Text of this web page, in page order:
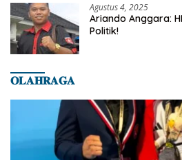
Agustus 4, 2025
Ariando Anggara:
Politik!
𝐎𝐋𝐀𝐇𝐑𝐀𝐆𝐀